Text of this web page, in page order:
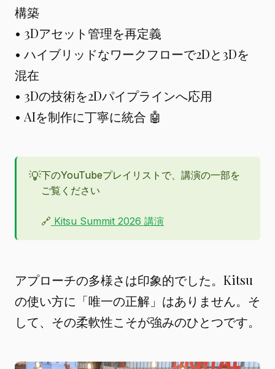
構築
• 3Dアセット管理を再定義
• ハイブリッドなワークフローで2Dと3Dを
混在
• 3Dの技術を2Dパイプラインへ応用
• AIを制作に丁寧に統合 🤖
💡下のYouTubeプレイリストで、講演の一部を
ご覧ください
🔗 Kitsu Summit 2026 講演
アプローチの多様さは印象的でした。Kitsu
の使い方に「唯一の正解」はありません。そ
して、その柔軟性こそが強みのひとつです。